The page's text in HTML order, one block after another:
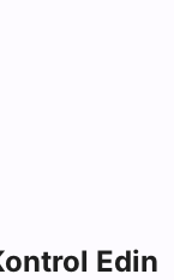
Edin